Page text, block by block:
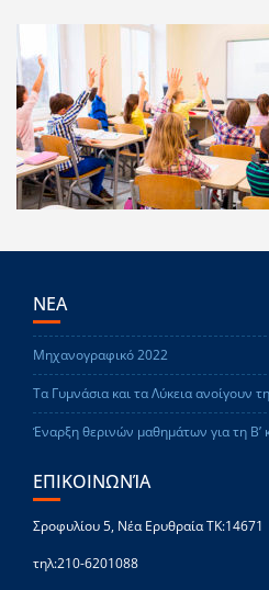
ΝΕΑ
Μηχανογραφικό 2022
Τα Γυμνάσια και τα Λύκεια ανοίγουν
Έναρξη θερινών μαθημάτων για τη Β’
ΕΠΙΚΟΙΝΩΝΊΑ
Σροφυλίου 5, Νέα Ερυθραία ΤΚ:14671
τηλ:210-6201088